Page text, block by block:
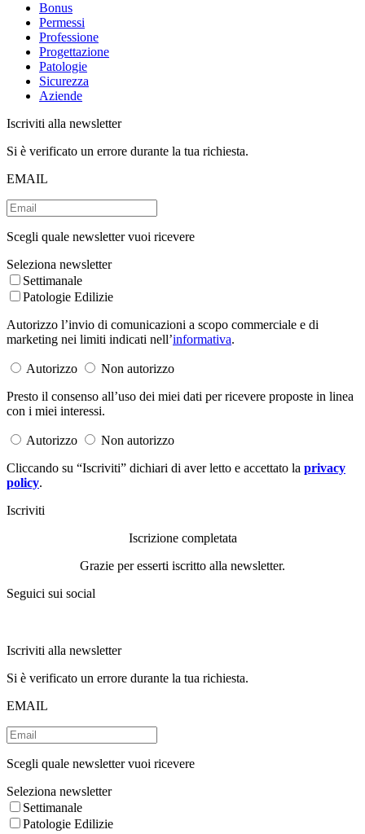
Bonus
Permessi
Professione
Progettazione
Patologie
Sicurezza
Aziende
Iscriviti alla newsletter
Si è verificato un errore durante la tua richiesta.
EMAIL
Scegli quale newsletter vuoi ricevere
Seleziona newsletter
Settimanale
Patologie Edilizie
Autorizzo l’invio di comunicazioni a scopo commerciale e di
marketing nei limiti indicati nell’informativa.
Autorizzo
Non autorizzo
Presto il consenso all’uso dei miei dati per ricevere proposte in linea
con i miei interessi.
Autorizzo
Non autorizzo
Cliccando su “Iscriviti” dichiari di aver letto e accettato la privacy
policy.
Iscriviti
Iscrizione completata
Grazie per esserti iscritto alla newsletter.
Seguici sui social
Iscriviti alla newsletter
Si è verificato un errore durante la tua richiesta.
EMAIL
Scegli quale newsletter vuoi ricevere
Seleziona newsletter
Settimanale
Patologie Edilizie